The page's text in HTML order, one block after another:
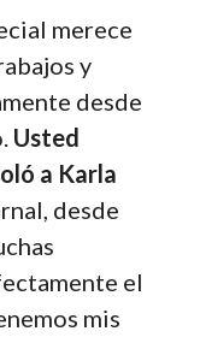
merece
y
desde
Usted
a Karla
desde
el
mis